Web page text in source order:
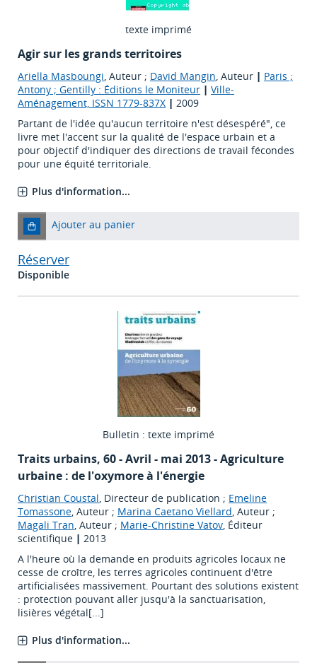
texte imprimé
Agir sur les grands territoires
Ariella Masboungi, Auteur ; David Mangin, Auteur | Paris ;
Antony ; Gentilly : Éditions le Moniteur | Ville-
Aménagement, ISSN 1779-837X | 2009
Partant de l'idée qu'aucun territoire n'est désespéré", ce
livre met l'accent sur la qualité de l'espace urbain et a
pour objectif d'indiquer des directions de travail fécondes
pour une équité territoriale.
Plus d'information...
Ajouter au panier
Réserver
Disponible
Bulletin : texte imprimé
Traits urbains, 60 - Avril - mai 2013 - Agriculture
urbaine : de l'oxymore à l'énergie
Christian Coustal, Directeur de publication ; Emeline
Tomassone, Auteur ; Marina Caetano Viellard, Auteur ;
Magali Tran, Auteur ; Marie-Christine Vatov, Éditeur
scientifique | 2013
A l'heure où la demande en produits agricoles locaux ne
cesse de croître, les terres agricoles continuent d'être
artificialisées massivement. Pourtant des solutions existent
: protection pouvant aller jusqu'à la sanctuarisation,
lisières végétal[...]
Plus d'information...